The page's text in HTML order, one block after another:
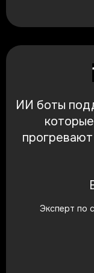
ИИ боты
Эксперт по